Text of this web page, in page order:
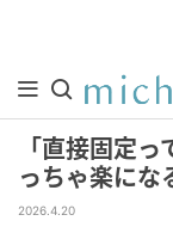
「直接固定
っちゃ楽に
2026.4.20